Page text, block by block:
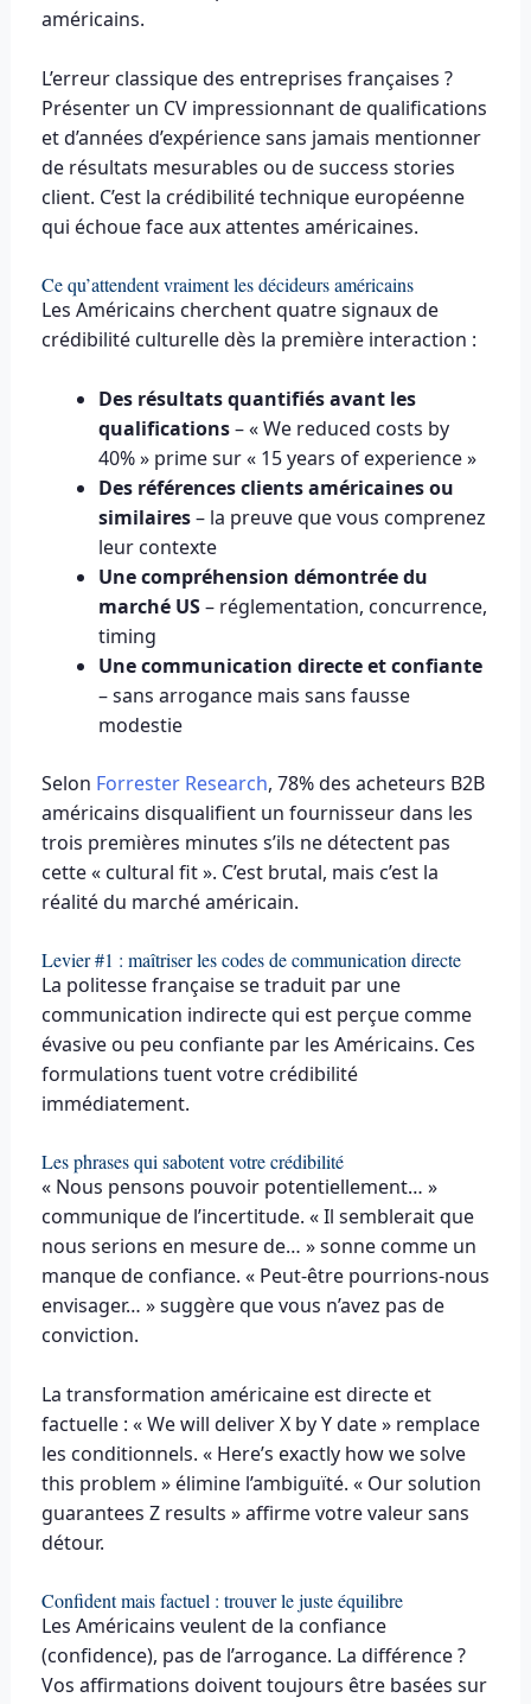
américains.
L’erreur classique des entreprises françaises ?
Présenter un CV impressionnant de qualifications
et d’années d’expérience sans jamais mentionner
de résultats mesurables ou de success stories
client. C’est la crédibilité technique européenne
qui échoue face aux attentes américaines.
Ce qu’attendent vraiment les décideurs américains
Les Américains cherchent quatre signaux de
crédibilité culturelle dès la première interaction :
Des résultats quantifiés avant les
qualifications– « We reduced costs by
40% » prime sur « 15 years of experience »
Des références clients américaines ou
similaires– la preuve que vous comprenez
leur contexte
Une compréhension démontrée du
marché US– réglementation, concurrence,
timing
Une communication directe et confiante
– sans arrogance mais sans fausse
modestie
Selon Forrester Research, 78% des acheteurs B2B
américains disqualifient un fournisseur dans les
trois premières minutes s’ils ne détectent pas
cette « cultural fit ». C’est brutal, mais c’est la
réalité du marché américain.
Levier #1 : maîtriser les codes de communication directe
La politesse française se traduit par une
communication indirecte qui est perçue comme
évasive ou peu confiante par les Américains. Ces
formulations tuent votre crédibilité
immédiatement.
Les phrases qui sabotent votre crédibilité
« Nous pensons pouvoir potentiellement… »
communique de l’incertitude. « Il semblerait que
nous serions en mesure de… » sonne comme un
manque de confiance. « Peut-être pourrions-nous
envisager… » suggère que vous n’avez pas de
conviction.
La transformation américaine est directe et
factuelle : « We will deliver X by Y date » remplace
les conditionnels. « Here’s exactly how we solve
this problem » élimine l’ambiguïté. « Our solution
guarantees Z results » affirme votre valeur sans
détour.
Confident mais factuel : trouver le juste équilibre
Les Américains veulent de la confiance
(confidence), pas de l’arrogance. La différence ?
Vos affirmations doivent toujours être basées sur